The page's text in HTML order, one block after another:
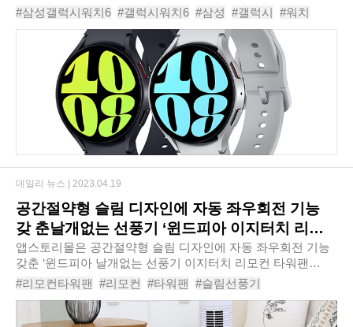
성 갤럭시 워치6’는 최대 20% 더 커진 디스플레이와 최대 30%
더 얇아진 블랙 마진으로 더욱 많은..
#삼성갤럭시워치6 #갤럭시워치6 #삼성 #갤럭시 #워치
#워치6 #스마트워치 # # #
공간절약형 슬림 디자인에 자동 좌우회전 기능
갖 춘날개없는 선풍기 ‘윈드피아 이지터치 리모
컨 타워팬 WINDPIA-G17TR’
앱스토리몰은 공간절약형 슬림 디자인에 자동 좌우회전 기능
갖춘 ‘윈드피아 날개없는 선풍기 이지터치 리모컨 타워팬
WINDPIA-G17TR’을 신규 출시한다고 밝혔다. ‘윈드피아 날개
#리모컨타워팬 #리모컨 #타워팬 #슬림선풍기
#날개없는선풍기 #슬림타워팬
#윈드피아날개없는선풍기이지터치리모컨타워팬WINDPIA-G17T
데일리 뉴스 | 2023.04.19